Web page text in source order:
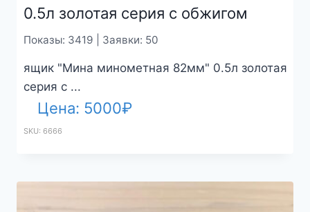
0.5л золотая серия с обжигом
Показы: 3419 | Заявки: 50
ящик "Мина минометная 82мм" 0.5л золотая
серия с ...
Цена: 5000₽
SKU: 6666